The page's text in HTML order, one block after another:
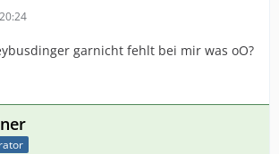
garnicht fehlt bei mir was oO?